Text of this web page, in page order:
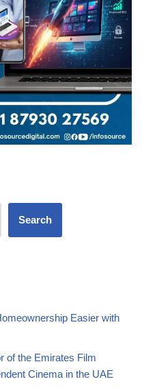
Search
Easier with
of the Emirates Film
Cinema in the UAE